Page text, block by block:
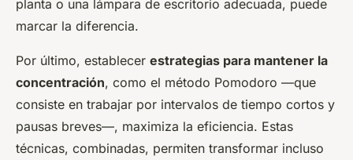
planta o una lámpara de escritorio adecuada, puede
marcar la diferencia.
Por último, establecer estrategias para mantener la
concentración, como el método Pomodoro —que
consiste en trabajar por intervalos de tiempo cortos y
pausas breves—, maximiza la eficiencia. Estas
técnicas, combinadas, permiten transformar incluso